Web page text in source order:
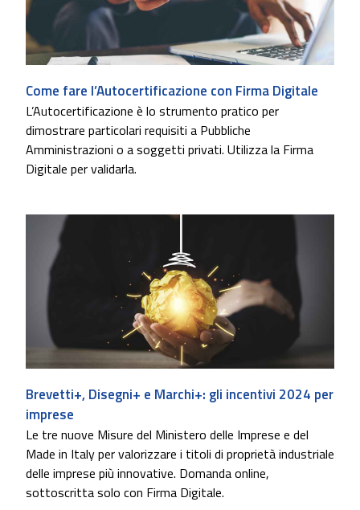
Come fare l’Autocertificazione con Firma Digitale
L’Autocertificazione è lo strumento pratico per
dimostrare particolari requisiti a Pubbliche
Amministrazioni o a soggetti privati. Utilizza la Firma
Digitale per validarla.
Brevetti+, Disegni+ e Marchi+: gli incentivi 2024 per
imprese
Le tre nuove Misure del Ministero delle Imprese e del
Made in Italy per valorizzare i titoli di proprietà industriale
delle imprese più innovative. Domanda online,
sottoscritta solo con Firma Digitale.